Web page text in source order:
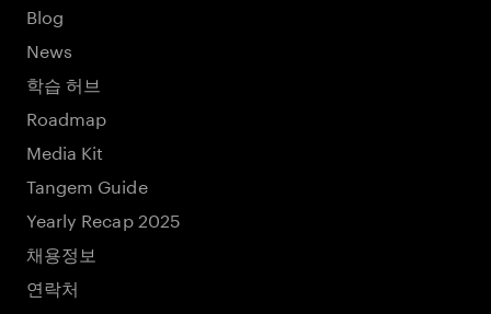
Blog
News
학습 허브
Roadmap
Media Kit
Tangem Guide
Yearly Recap 2025
채용정보
연락처